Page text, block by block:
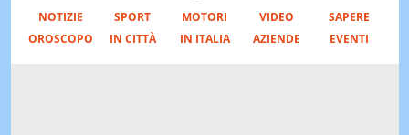
NOTIZIE
SPORT MOTORI VIDEO
SAPERE
OROSCOPO
IN CITTÀ IN ITALIA AZIENDE EVENTI